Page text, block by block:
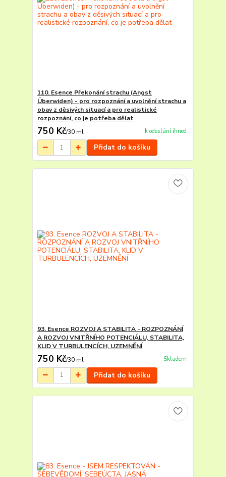
110. Esence Překonání strachu (Angst
Überwiden) - pro rozpoznání a uvolnění strachu a
obav z děsivých situací a pro realistické
rozpoznání, co je potřeba dělat
750 Kč/30 ml k odeslání ihned
Přidat do košíku
93. Esence ROZVOJ A STABILITA - ROZPOZNÁNÍ
A ROZVOJ VNITŘNÍHO POTENCIÁLU, STABILITA,
KLID V TURBULENCÍCH, UZEMNĚNÍ
750 Kč/30 ml Skladem
Přidat do košíku